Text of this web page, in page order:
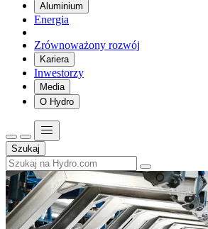
Aluminium
Energia
Zrównoważony rozwój
Kariera
Inwestorzy
Media
O Hydro
Szukaj